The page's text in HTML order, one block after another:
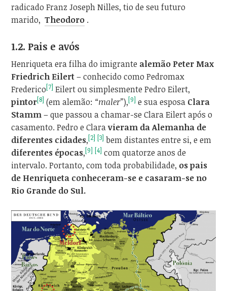
radicado Franz Joseph Nilles, tio de seu futuro
marido, Theodoro .
1.2. Pais e avós
Henriqueta era filha do imigrante alemão Peter Max
Friedrich Eilert– conhecido como Pedromax
Frederico[7] Eilert ou simplesmente Pedro Eilert,
pintor[8] (em alemão: “maler”),[9] e sua esposa Clara
Stamm– que passou a chamar-se Clara Eilert após o
casamento. Pedro e Claravieram da Alemanha de
diferentes cidades,[2] [3] bem distantes entre si, e em
diferentes épocas,[9] [4] com quatorze anos de
intervalo. Portanto, com toda probabilidade, os pais
de Henriqueta conheceram-se e casaram-se no
Rio Grande do Sul.